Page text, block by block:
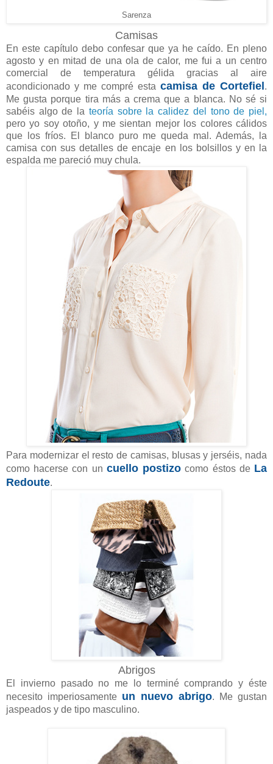
Sarenza
Camisas
En este capítulo debo confesar que ya he caído. En pleno
agosto y en mitad de una ola de calor, me fui a un centro
comercial de temperatura gélida gracias al aire
acondicionado y me compré esta camisa de Cortefiel .
Me gusta porque tira más a crema que a blanca. No sé si
sabéis algo de la teoría sobre la calidez del tono de piel,
pero yo soy otoño, y me sientan mejor los colores cálidos
que los fríos. El blanco puro me queda mal. Además, la
camisa con sus detalles de encaje en los bolsillos y en la
espalda me pareció muy chula.
Para modernizar el resto de camisas, blusas y jerséis, nada
como hacerse con un cuello postizo como éstos de La
Redoute.
Abrigos
El invierno pasado no me lo terminé comprando y éste
necesito imperiosamente un nuevo abrigo. Me gustan
jaspeados y de tipo masculino.